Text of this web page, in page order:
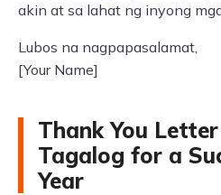
akin at sa lahat ng inyong
Lubos na nagpapasalamat,
[Your Name]
Thank You
Tagalog for a
Year